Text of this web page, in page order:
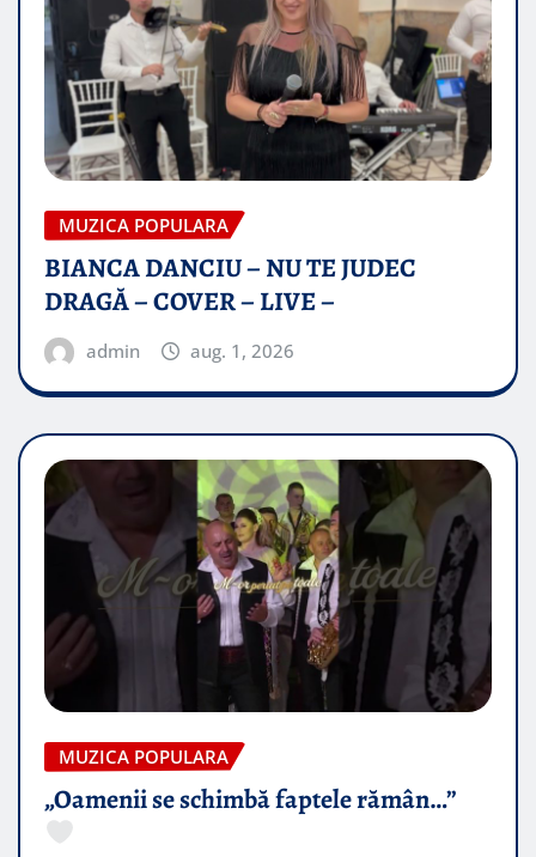
MUZICA POPULARA
BIANCA DANCIU – NU TE JUDEC
DRAGĂ – COVER – LIVE –
admin aug. 1, 2026
MUZICA POPULARA
„Oamenii se schimbă faptele rămân…”